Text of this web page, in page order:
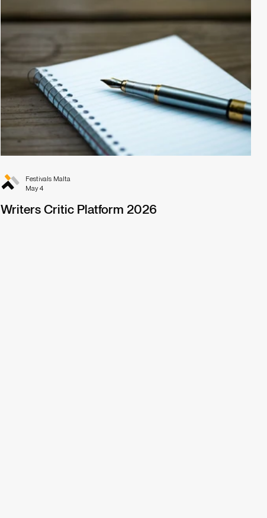
Writers Critic Platform 2026
Festivals Malta
May 4